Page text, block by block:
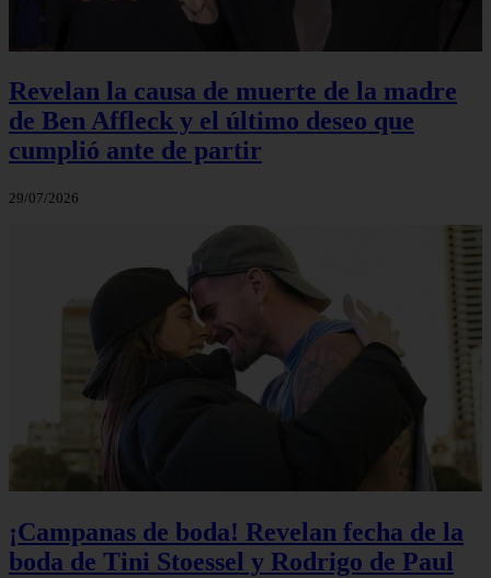
Revelan la causa de muerte de la madre
de Ben Affleck y el último deseo que
cumplió ante de partir
29/07/2026
¡Campanas de boda! Revelan fecha de la
boda de Tini Stoessel y Rodrigo de Paul